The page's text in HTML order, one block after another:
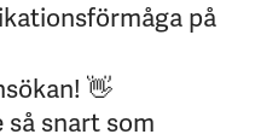
på
👋
snart som